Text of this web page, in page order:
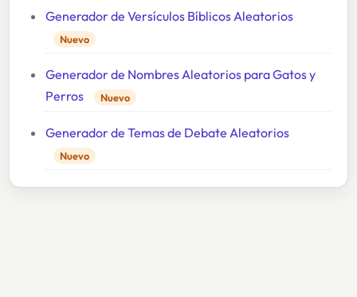
Generador de Versículos Bíblicos Aleatorios
Nuevo
Generador de Nombres Aleatorios para Gatos y
Perros
Nuevo
Generador de Temas de Debate Aleatorios
Nuevo